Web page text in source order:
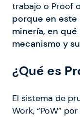
trabajo o Proof
porque en este
minería, en
mecanismo y
¿Qué es
El sistema de
Work, “PoW”